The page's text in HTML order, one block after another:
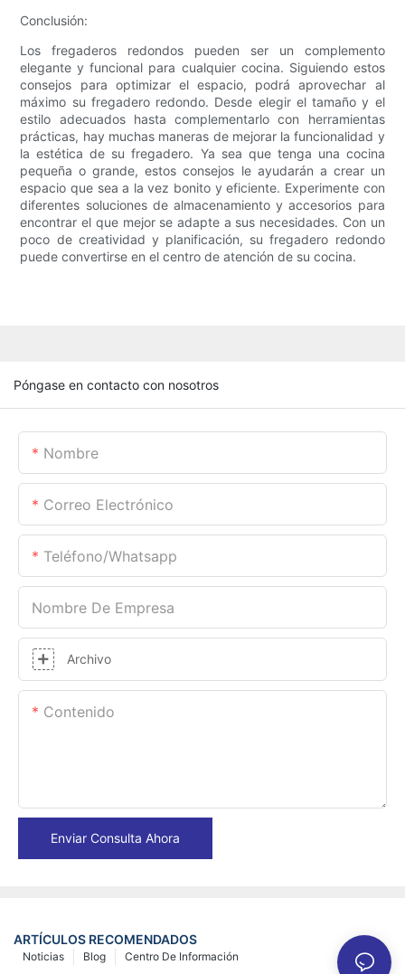
Conclusión:
Los fregaderos redondos pueden ser un complemento
elegante y funcional para cualquier cocina. Siguiendo estos
consejos para optimizar el espacio, podrá aprovechar al
máximo su fregadero redondo. Desde elegir el tamaño y el
estilo adecuados hasta complementarlo con herramientas
prácticas, hay muchas maneras de mejorar la funcionalidad y
la estética de su fregadero. Ya sea que tenga una cocina
pequeña o grande, estos consejos le ayudarán a crear un
espacio que sea a la vez bonito y eficiente. Experimente con
diferentes soluciones de almacenamiento y accesorios para
encontrar el que mejor se adapte a sus necesidades. Con un
poco de creatividad y planificación, su fregadero redondo
puede convertirse en el centro de atención de su cocina.
Póngase en contacto con nosotros
Nombre
Correo Electrónico
Teléfono/whatsapp
Nombre De Empresa
Archivo
Contenido
Enviar Consulta Ahora
ARTÍCULOS RECOMENDADOS
Centro De Información
Blog
Noticias